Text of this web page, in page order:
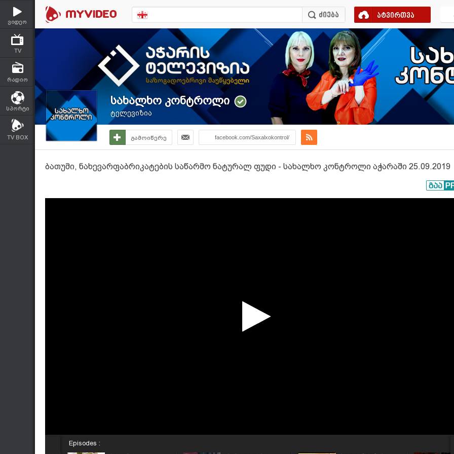
ვიდეო
TV
რადიო
სპორტი
TV BOX
ატვირთვა
სახალხო კონტროლი
ტელევიზია
გამოიწერე facebook.com/Saxalxokontrol/
ბათუმი, ნახევარფაბრიკატების საწარმო ნატურალ ფუდი - სახალხო კონტროლი აჭარაში 25.09.2019
Episodes :